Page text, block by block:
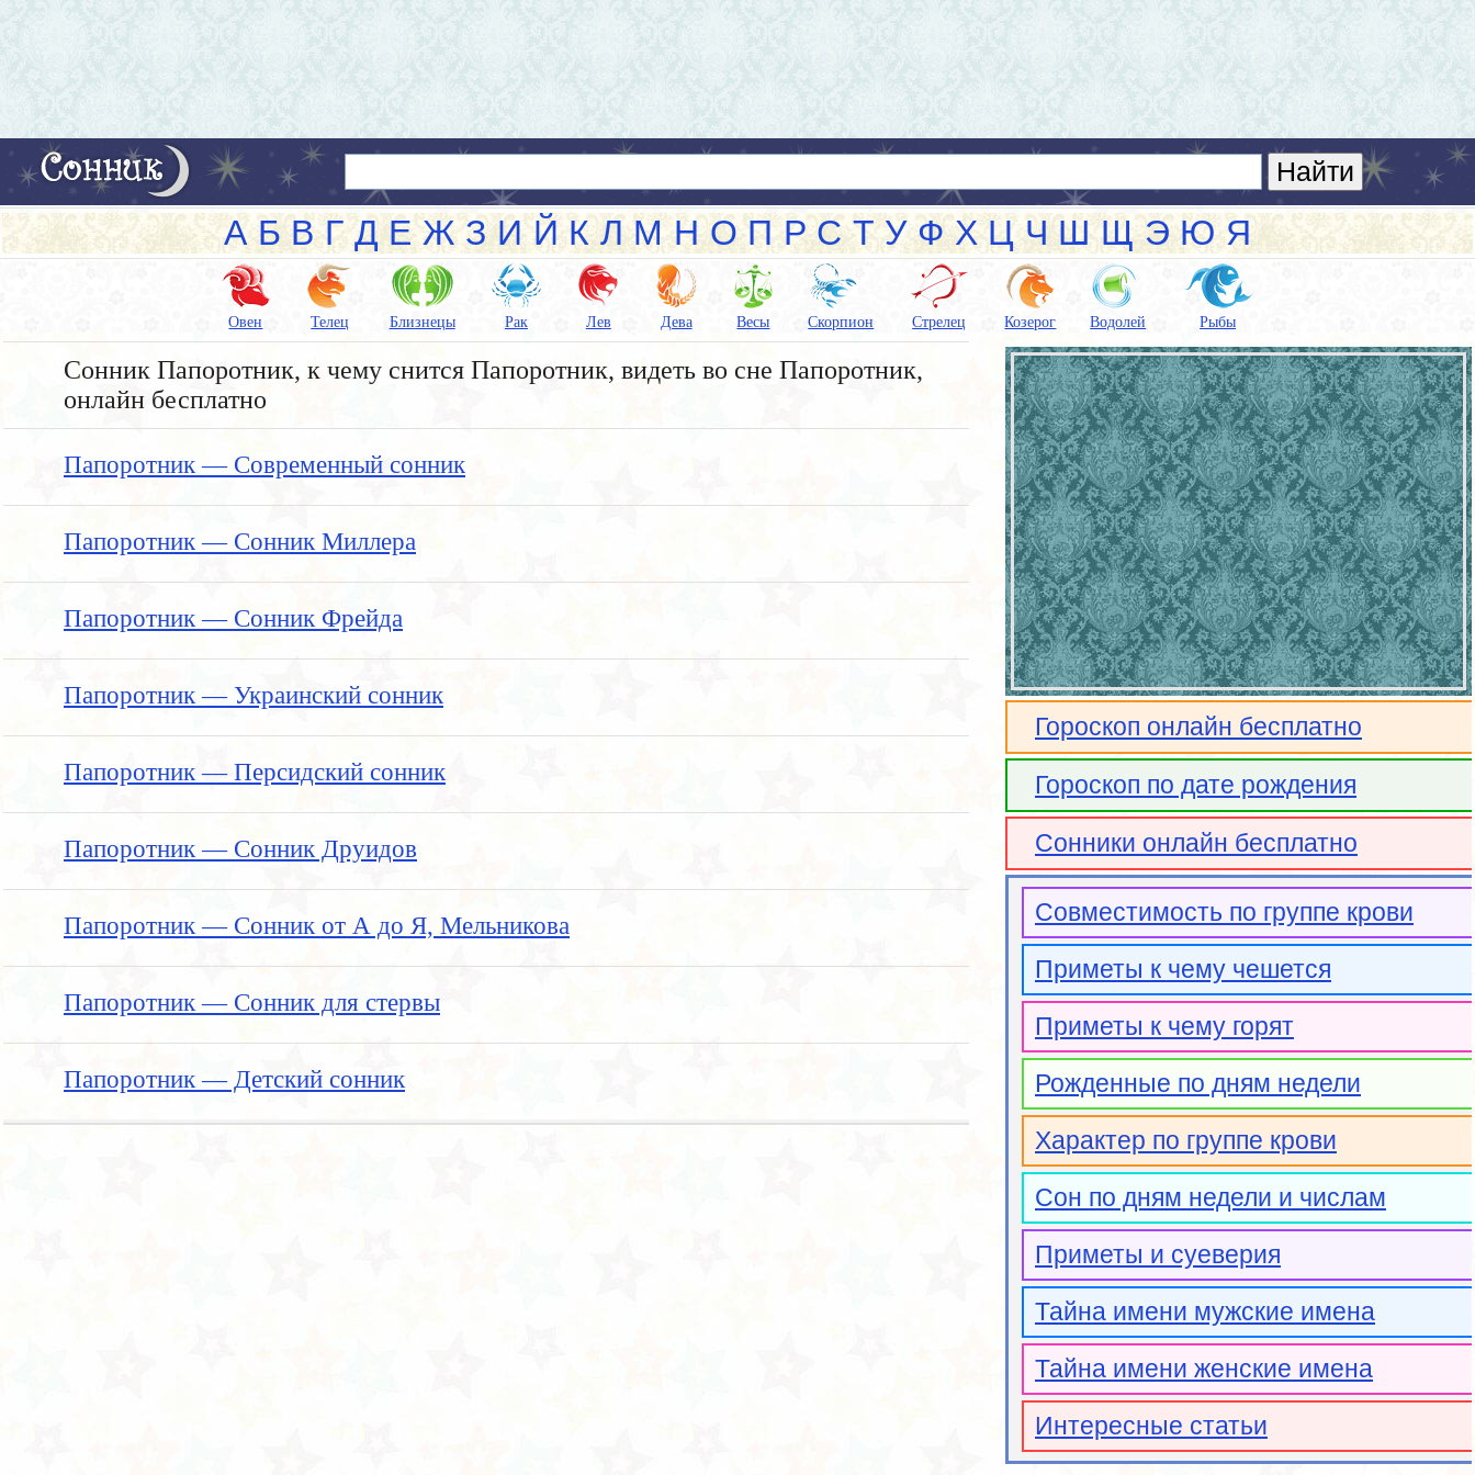
А Б В Г Д Е Ж З И Й К Л М Н О П Р С Т У Ф Х Ц Ч Ш Щ Э Ю Я
Овен Телец Близнецы Рак Лев Дева Весы Скорпион Стрелец Козерог Водолей Рыбы
Сонник Папоротник, к чему снится Папоротник, видеть во сне Папоротник,
онлайн бесплатно
Папоротник — Современный сонник
Папоротник — Сонник Миллера
Папоротник — Сонник Фрейда
Папоротник — Украинский сонник
Папоротник — Персидский сонник
Папоротник — Сонник Друидов
Папоротник — Сонник от А до Я, Мельникова
Папоротник — Сонник для стервы
Папоротник — Детский сонник
Гороскоп онлайн бесплатно
Гороскоп по дате рождения
Сонники онлайн бесплатно
Совместимость по группе крови
Приметы к чему чешется
Приметы к чему горят
Рожденные по дням недели
Характер по группе крови
Сон по дням недели и числам
Приметы и суеверия
Тайна имени мужские имена
Тайна имени женские имена
Интересные статьи